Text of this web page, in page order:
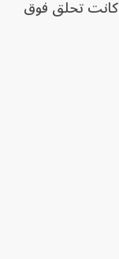
طائرة أميركية مسيرة من طراز MQ-1 كانت تحلق فوق